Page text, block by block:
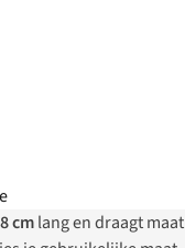
cmlang en draagt maat